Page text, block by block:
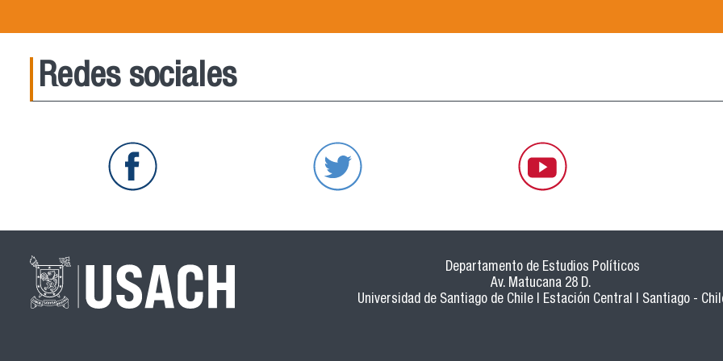
Redes sociales
Departamento de Estudios Políticos
Av. Matucana 28 D.
Universidad de Santiago de Chile | Estación Central | Santiago -